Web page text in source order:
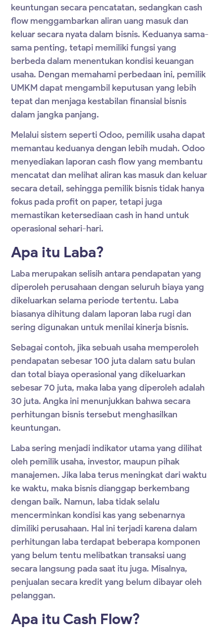
keuntungan secara pencatatan, sedangkan cash
flow menggambarkan aliran uang masuk dan
keluar secara nyata dalam bisnis. Keduanya sama-
sama penting, tetapi memiliki fungsi yang
berbeda dalam menentukan kondisi keuangan
usaha. Dengan memahami perbedaan ini, pemilik
UMKM dapat mengambil keputusan yang lebih
tepat dan menjaga kestabilan finansial bisnis
dalam jangka panjang.
Melalui sistem seperti Odoo, pemilik usaha dapat
memantau keduanya dengan lebih mudah. Odoo
menyediakan laporan cash flow yang membantu
mencatat dan melihat aliran kas masuk dan keluar
secara detail, sehingga pemilik bisnis tidak hanya
fokus pada profit on paper, tetapi juga
memastikan ketersediaan cash in hand untuk
operasional sehari-hari.
Apa itu Laba?
Laba merupakan selisih antara pendapatan yang
diperoleh perusahaan dengan seluruh biaya yang
dikeluarkan selama periode tertentu. Laba
biasanya dihitung dalam laporan laba rugi dan
sering digunakan untuk menilai kinerja bisnis.
Sebagai contoh, jika sebuah usaha memperoleh
pendapatan sebesar 100 juta dalam satu bulan
dan total biaya operasional yang dikeluarkan
sebesar 70 juta, maka laba yang diperoleh adalah
30 juta. Angka ini menunjukkan bahwa secara
perhitungan bisnis tersebut menghasilkan
keuntungan.
Laba sering menjadi indikator utama yang dilihat
oleh pemilik usaha, investor, maupun pihak
manajemen. Jika laba terus meningkat dari waktu
ke waktu, maka bisnis dianggap berkembang
dengan baik. Namun, laba tidak selalu
mencerminkan kondisi kas yang sebenarnya
dimiliki perusahaan. Hal ini terjadi karena dalam
perhitungan laba terdapat beberapa komponen
yang belum tentu melibatkan transaksi uang
secara langsung pada saat itu juga. Misalnya,
penjualan secara kredit yang belum dibayar oleh
pelanggan.
Apa itu Cash Flow?